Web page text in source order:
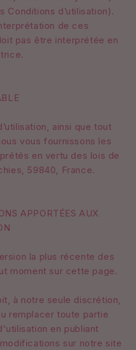
Conditions d’utilisation).
de ces
pas être interprétée en
ainsi que tout
vous fournissons les
en vertu des lois de
59840, France.
APPORTÉES AUX
la plus récente des
moment sur cette page.
à notre seule discrétion,
remplacer toute partie
en publiant
sur notre site